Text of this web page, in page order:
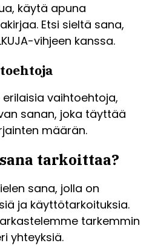
käytä apuna
Etsi sieltä sana,
vihjeen kanssa.
erilaisia vaihtoehtoja,
sanan, joka täyttää
määrän.
tarkoittaa?
sana, jolla on
ja käyttötarkoituksia.
tarkemmin
yhteyksiä.